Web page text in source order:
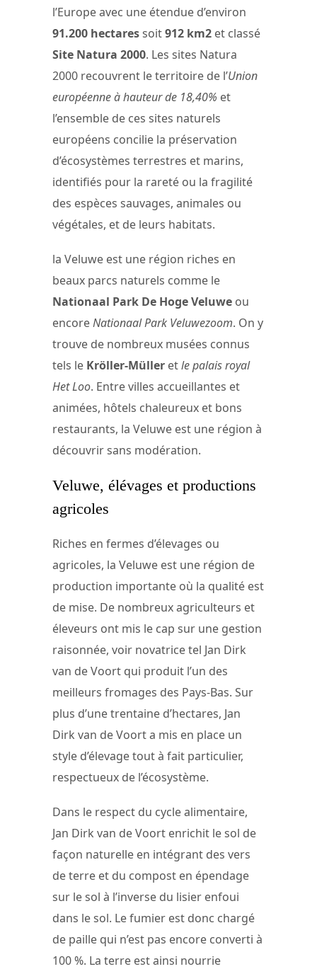
l’Europe avec une étendue d’environ
91.200 hectaressoit912 km2 et classé
Site Natura 2000. Les sites Natura
2000 recouvrent le territoire de l’Union
européenne à hauteur de 18,40% et
l’ensemble de ces sites naturels
européens concilie la préservation
d’écosystèmes terrestres et marins,
identifiés pour la rareté ou la fragilité
des espèces sauvages, animales ou
végétales, et de leurs habitats.
la Veluwe est une région riches en
beaux parcs naturels comme le
Nationaal Park De Hoge Veluwe ou
encoreNationaal Park Veluwezoom. On y
trouve de nombreux musées connus
tels le Kröller-Müller etle palais royal
Het Loo. Entre villes accueillantes et
animées, hôtels chaleureux et bons
restaurants, la Veluwe est une région à
découvrir sans modération.
Veluwe, élévages et productions
agricoles
Riches en fermes d’élevages ou
agricoles, la Veluwe est une région de
production importante où la qualité est
de mise. De nombreux agriculteurs et
éleveurs ont mis le cap sur une gestion
raisonnée, voir novatrice tel Jan Dirk
van de Voort qui produit l’un des
meilleurs fromages des Pays-Bas. Sur
plus d’une trentaine d’hectares, Jan
Dirk van de Voort a mis en place un
style d’élevage tout à fait particulier,
respectueux de l’écosystème.
Dans le respect du cycle alimentaire,
Jan Dirk van de Voort enrichit le sol de
façon naturelle en intégrant des vers
de terre et du compost en épendage
sur le sol à l’inverse du lisier enfoui
dans le sol. Le fumier est donc chargé
de paille qui n’est pas encore converti à
100 %. La terre est ainsi nourrie